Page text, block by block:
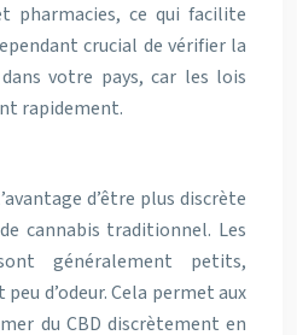
pharmacies, ce qui facilite
crucial de vérifier la
votre pays, car les lois
rapidement.
d’être plus discrète
cannabis traditionnel. Les
généralement petits,
d’odeur. Cela permet aux
du CBD discrètement en